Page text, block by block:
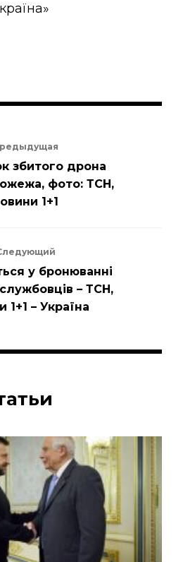
збитого дрона
фото: ТСН,
1+1
у бронюванні
– ТСН,
1+1 – Україна